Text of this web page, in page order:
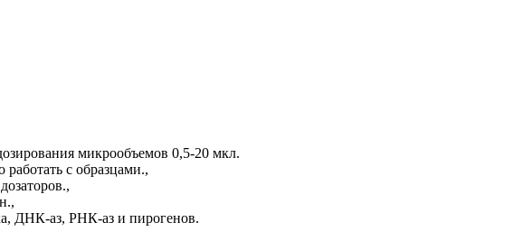
микрообъемов 0,5-20 мкл.
с образцами.,
ДНК-аз, РНК-аз и пирогенов.